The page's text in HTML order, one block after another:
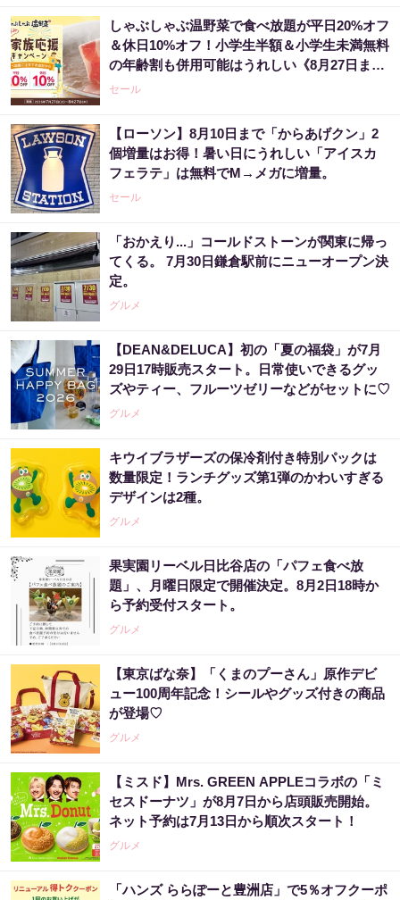
しゃぶしゃぶ温野菜で食べ放題が平日20%オフ
＆休日10%オフ！小学生半額＆小学生未満無料
の年齢割も併用可能はうれしい《8月27日ま
で》
セール
【ローソン】8月10日まで「からあげクン」2
個増量はお得！暑い日にうれしい「アイスカ
フェラテ」は無料でM→メガに増量。
セール
「おかえり...」コールドストーンが関東に帰っ
てくる。 7月30日鎌倉駅前にニューオープン決
定。
グルメ
【DEAN&DELUCA】初の「夏の福袋」が7月
29日17時販売スタート。日常使いできるグッ
ズやティー、フルーツゼリーなどがセットに♡
グルメ
キウイブラザーズの保冷剤付き特別パックは
数量限定！ランチグッズ第1弾のかわいすぎる
デザインは2種。
グルメ
果実園リーベル日比谷店の「パフェ食べ放
題」、月曜日限定で開催決定。8月2日18時か
ら予約受付スタート。
グルメ
【東京ばな奈】「くまのプーさん」原作デビ
ュー100周年記念！シールやグッズ付きの商品
が登場♡
グルメ
【ミスド】Mrs. GREEN APPLEコラボの「ミ
セスドーナツ」が8月7日から店頭販売開始。
ネット予約は7月13日から順次スタート！
グルメ
「ハンズ ららぽーと豊洲店」で5％オフクーポ